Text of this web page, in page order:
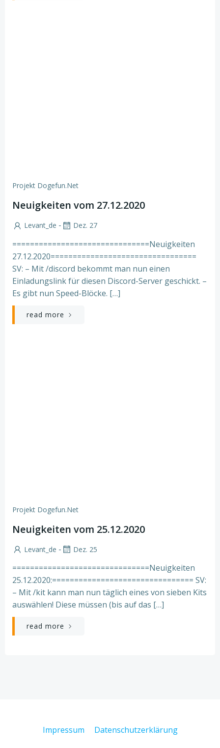
Projekt Dogefun.net
Neuigkeiten vom 27.12.2020
Levant_de - Dez. 27
===============================Neuigkeiten
27.12.2020=================================
SV: – Mit /discord bekommt man nun einen
Einladungslink für diesen Discord-Server geschickt. –
Es gibt nun Speed-Blöcke. […]
read more
Projekt Dogefun.net
Neuigkeiten vom 25.12.2020
Levant_de - Dez. 25
===============================Neuigkeiten
25.12.2020:================================ SV:
– Mit /kit kann man nun täglich eines von sieben Kits
auswählen! Diese müssen (bis auf das […]
read more
Impressum Datenschutzerklärung